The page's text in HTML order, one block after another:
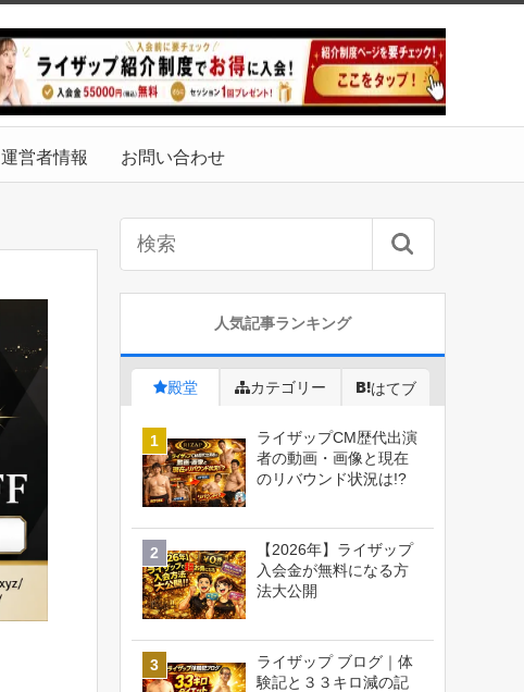
運営者情報 お問い合わせ
人気記事ランキング
殿堂 カテゴリー はてブ
ライザップCM歴代出演
者の動画・画像と現在
のリバウンド状況は!?
【2026年】ライザップ
入会金が無料になる方
法大公開
ライザップ ブログ｜体
験記と３３キロ減の記